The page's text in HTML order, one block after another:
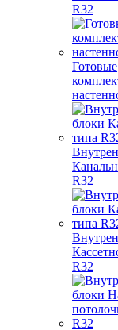
R32
Готовые
R32
R32